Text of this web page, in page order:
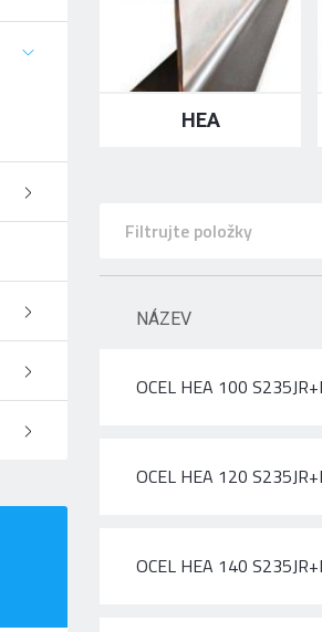
HEA
NÁZEV
OCEL HEA 100
OCEL HEA 120
OCEL HEA 140